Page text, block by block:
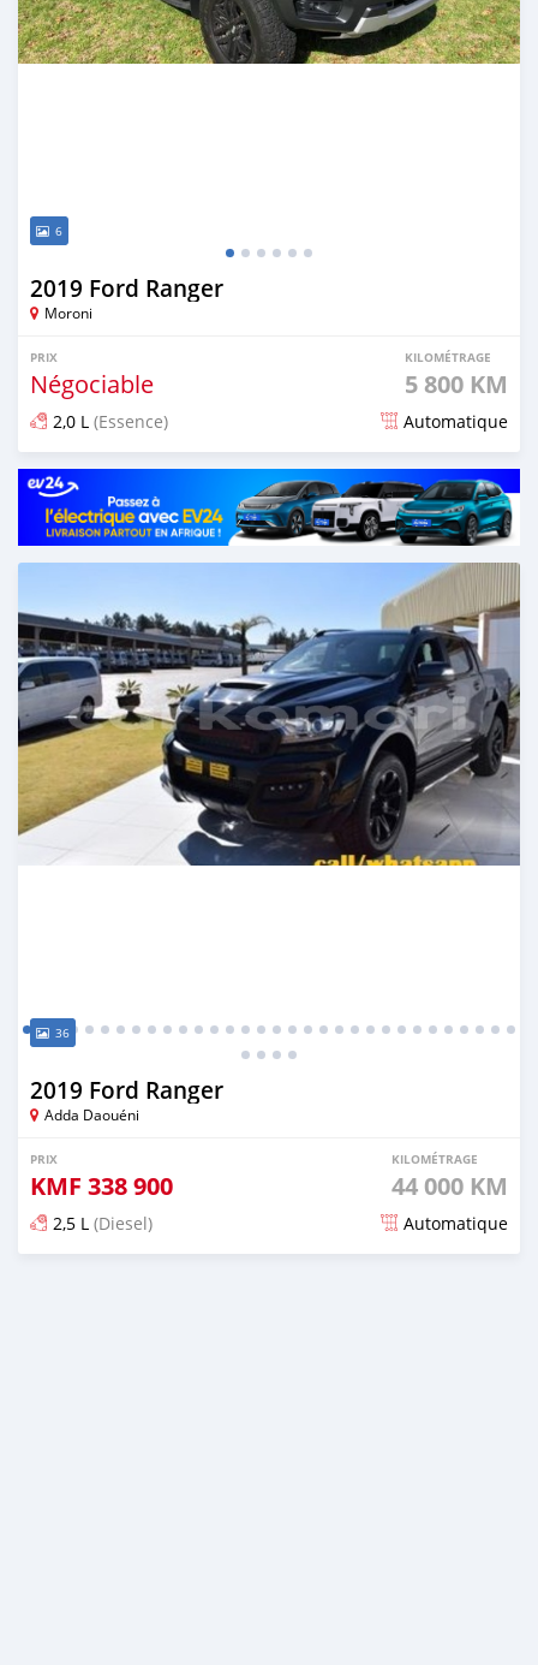
6
2019 Ford Ranger
Moroni
PRIX
Négociable
KILOMÉTRAGE
5 800 KM
2,0 L (Essence) Automatique
Publié il y a plus d'un an
36
2019 Ford Ranger
Adda Daouéni
PRIX
KMF 338 900
KILOMÉTRAGE
44 000 KM
2,5 L (Diesel) Automatique